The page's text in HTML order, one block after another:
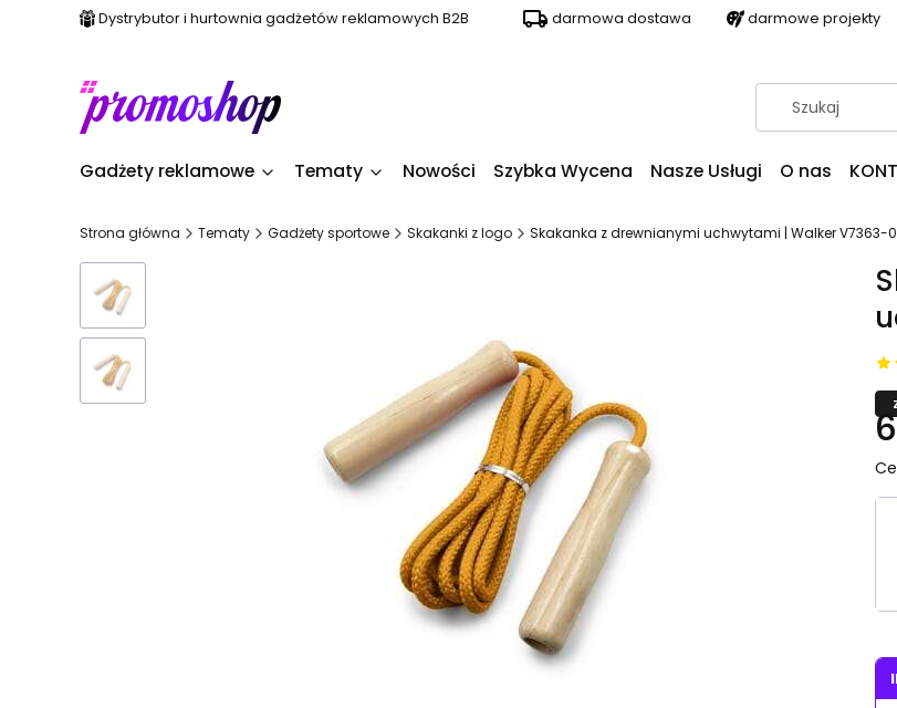
Dystrybutor i hurtownia gadżetów reklamowych B2B darmowa dostawa darmowe projekty
Gadżety reklamowe Tematy Nowości Szybka Wycena Nasze Usługi O nas
Strona główna Tematy Gadżety sportowe Skakanki z logo Skakanka z drewnianymi uchwytami | Walker V7363-